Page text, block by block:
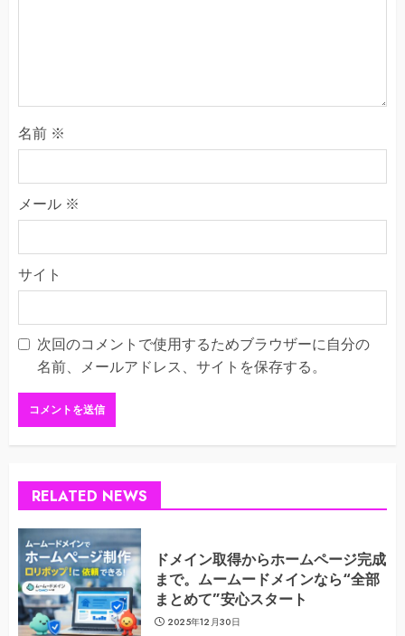
名前 ※
メール ※
サイト
次回のコメントで使用するためブラウザーに自分の
名前、メールアドレス、サイトを保存する。
RELATED NEWS
ドメイン取得からホームページ完成
まで。ムームードメインなら“全部
まとめて”安心スタート
2025年12月30日